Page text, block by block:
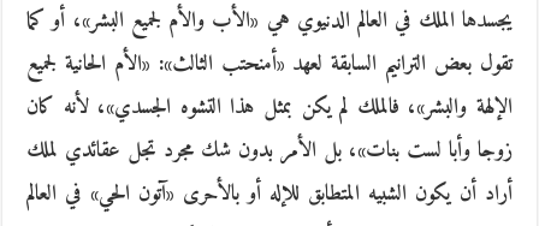
يجسدها الملك في العالم الدنيوي هي «الأب والأم لجميع البشر»، أو كما
تقول بعض الترانيم السابقة لعهد «أمنحتب الثالث»: «الأم الحانية لجميع
الإلهة والبشر»، فالملك لم يكن بمثل هذا التشوه الجسدي»، لأنه كان
زوجا وأبا لست بنات»، بل الأمر بدون شك مجرد تجل عقائدي لملك
أراد أن يكون الشبيه المتطابق للإله أو بالأحرى «آتون الحي» في العالم